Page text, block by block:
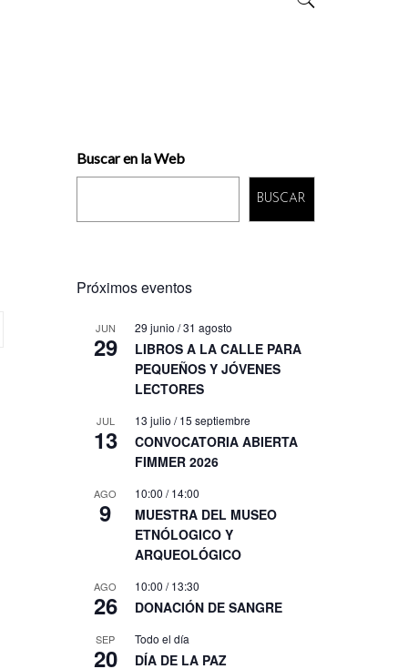
Buscar en la Web
BUSCAR
Próximos eventos
JUN
29
29 junio /31 agosto
LIBROS A LA CALLE PARA
PEQUEÑOS Y JÓVENES
LECTORES
JUL
13
13 julio /15 septiembre
CONVOCATORIA ABIERTA
FIMMER 2026
AGO
9
10:00 /14:00
MUESTRA DEL MUSEO
ETNÓLOGICO Y
ARQUEOLÓGICO
AGO
26
10:00 /13:30
DONACIÓN DE SANGRE
SEP
20
Todo el día
DÍA DE LA PAZ